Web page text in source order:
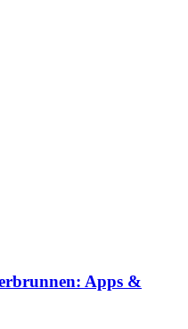
Apps &